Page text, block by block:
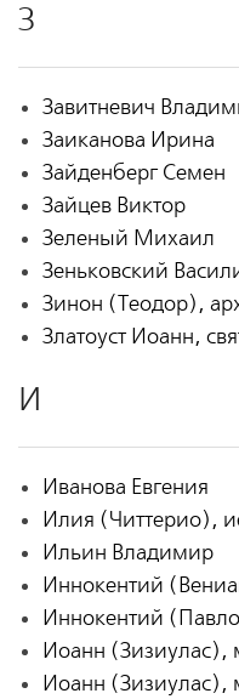
З
Завитневич
Заиканова Ирина
Зайденберг Семен
Зайцев Виктор
Зеленый Михаил
Зеньковский
Зинон (Теодор),
Златоуст Иоанн,
И
Иванова Евгения
Илия (Читтерио),
Ильин Владимир
Иннокентий
Иннокентий
Иоанн (Зизиулас),
Иоанн (Зизиулас),